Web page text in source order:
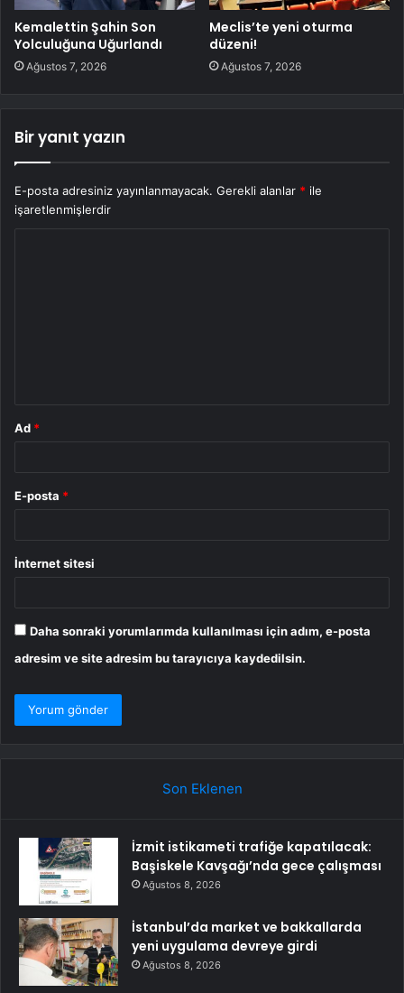
Kemalettin Şahin Son
Yolculuğuna Uğurlandı
Ağustos 7, 2026
Meclis’te yeni oturma
düzeni!
Ağustos 7, 2026
Bir yanıt yazın
E-posta adresiniz yayınlanmayacak. Gerekli alanlar * ile
işaretlenmişlerdir
Ad *
E-posta *
İnternet sitesi
Daha sonraki yorumlarımda kullanılması için adım, e-posta
adresim ve site adresim bu tarayıcıya kaydedilsin.
Son Eklenen
İzmit istikameti trafiğe kapatılacak:
Başiskele Kavşağı’nda gece çalışması
Ağustos 8, 2026
İstanbul’da market ve bakkallarda
yeni uygulama devreye girdi
Ağustos 8, 2026